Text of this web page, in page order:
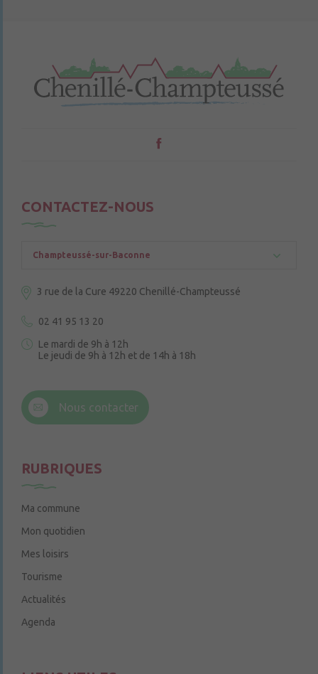
CONTACTEZ-NOUS
Champteussé-sur-Baconne
3 rue de la Cure 49220 Chenillé-Champteussé
02 41 95 13 20
Le mardi de 9h à 12h
Le jeudi de 9h à 12h et de 14h à 18h
Nous contacter
RUBRIQUES
Ma commune
Mon quotidien
Mes loisirs
Tourisme
Actualités
Agenda